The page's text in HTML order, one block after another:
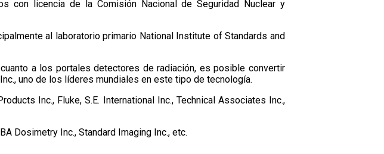
con licencia de la Comisión Nacional de Seguridad Nuclear y
al laboratorio primario National Institute of Standards and
a los portales detectores de radiación, es posible convertir
uno de los líderes mundiales en este tipo de tecnología.
Inc., Fluke, S.E. International Inc., Technical Associates Inc.,
Dosimetry Inc., Standard Imaging Inc., etc.